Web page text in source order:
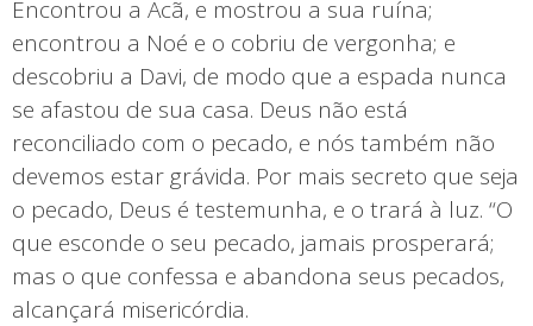
Encontrou a Acã, e mostrou a sua ruína;
encontrou a Noé e o cobriu de vergonha; e
descobriu a Davi, de modo que a espada nunca
se afastou de sua casa. Deus não está
reconciliado com o pecado, e nós também não
devemos estar grávida. Por mais secreto que seja
o pecado, Deus é testemunha, e o trará à luz. “O
que esconde o seu pecado, jamais prosperará;
mas o que confessa e abandona seus pecados,
alcançará misericórdia.